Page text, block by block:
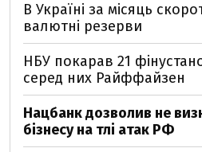
В Україні за місяць
валютні резерви
НБУ покарав 21
серед них Райффайзен
Нацбанк дозволив не
бізнесу на тлі атак РФ